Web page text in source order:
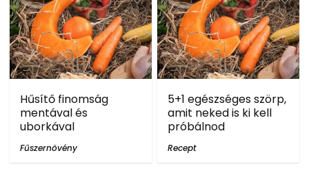
Hűsítő finomság
mentával és
uborkával
Fűszernövény
5+1 egészséges szörp,
amit neked is ki kell
próbálnod
Recept